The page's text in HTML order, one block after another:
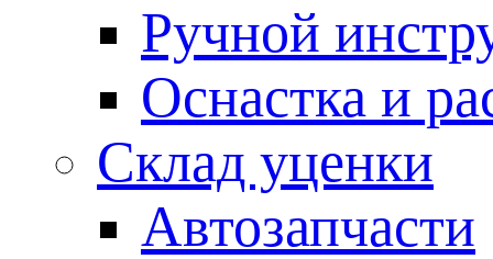
Ручной
Оснастка и
Склад уценки
Автозапчасти